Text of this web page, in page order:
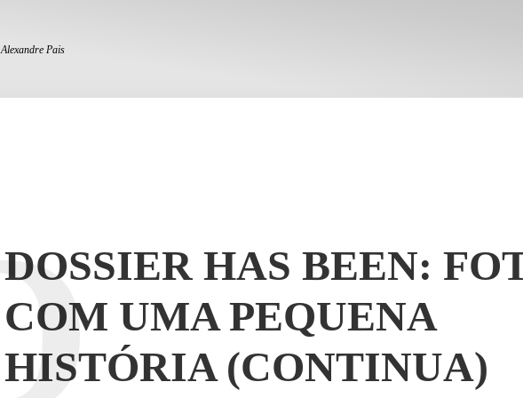
Alexandre Pais
DOSSIER HAS BEEN:
COM UMA PEQUENA
HISTÓRIA (CONTINUA)
D